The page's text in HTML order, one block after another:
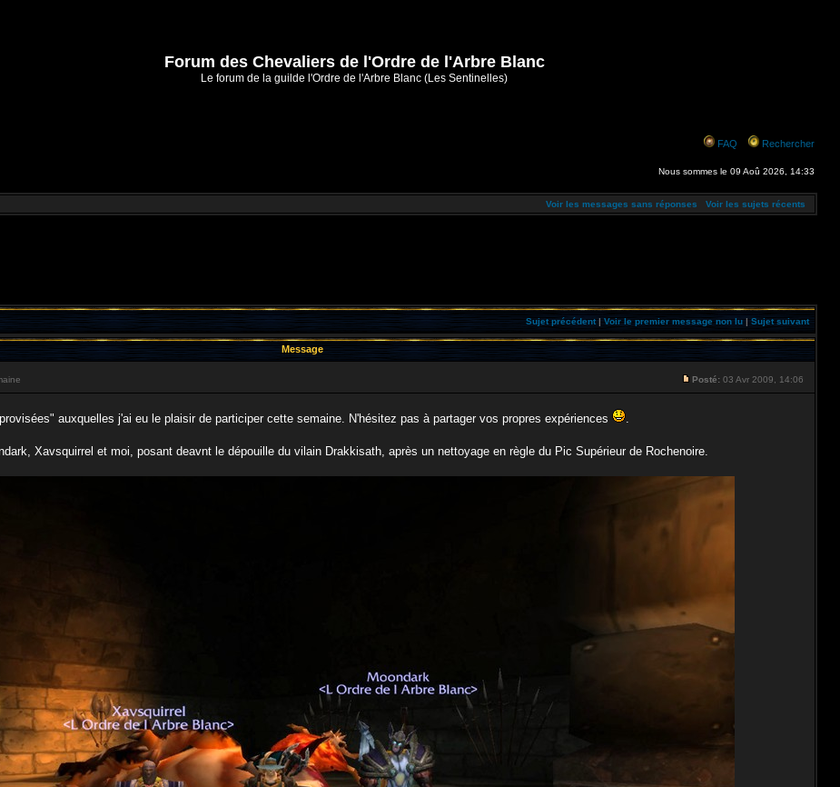
Forum des Chevaliers de l'Ordre de l'Arbre Blanc
Le forum de la guilde l'Ordre de l'Arbre Blanc (Les Sentinelles)
FAQ Rechercher
Nous sommes le 09 Aoû 2026, 14:33
Voir les messages sans réponses Voir les sujets récents
Sujet précédent|Voir le premier message non lu | Sujet suivant
Message
Posté: 03 Avr 2009, 14:06
auxquelles j'ai eu le plaisir de participer cette semaine. N'hésitez pas à partager vos propres expériences .
Xavsquirrel et moi, posant deavnt le dépouille du vilain Drakkisath, après un nettoyage en règle du Pic Supérieur de Rochenoire.